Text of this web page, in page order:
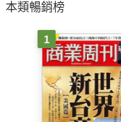
本類暢銷榜
1